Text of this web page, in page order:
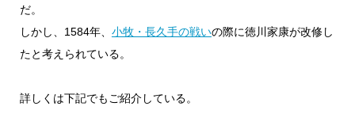
だ。
しかし、1584年、 小牧・長久手の戦いの際に徳川家康が改修し
たと考えられている。
詳しくは下記でもご紹介している。